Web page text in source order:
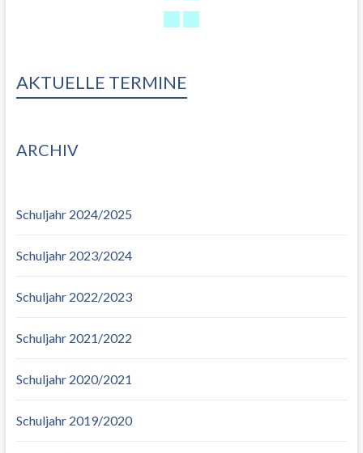
AKTUELLE TERMINE
ARCHIV
Schuljahr 2024/2025
Schuljahr 2023/2024
Schuljahr 2022/2023
Schuljahr 2021/2022
Schuljahr 2020/2021
Schuljahr 2019/2020